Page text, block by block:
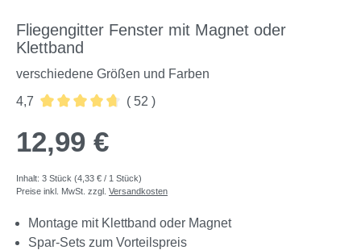
Fliegengitter Fenster mit Magnet oder
Klettband
verschiedene Größen und Farben
4,7
( 52 )
12,99 €
Inhalt: 3 Stück (4,33 € / 1 Stück)
Preise inkl. MwSt. zzgl. Versandkosten
Montage mit Klettband oder Magnet
Spar-Sets zum Vorteilspreis